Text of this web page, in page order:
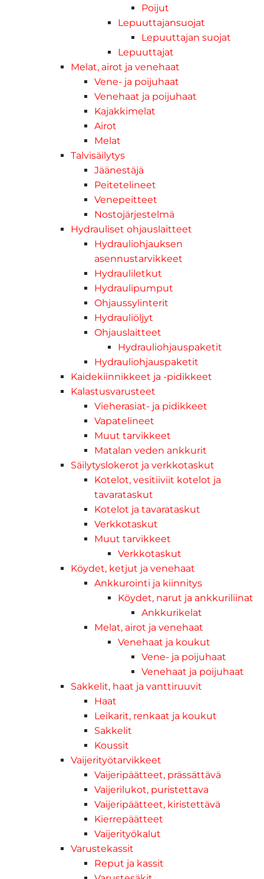
Poijut
Lepuuttajansuojat
Lepuuttajan suojat
Lepuuttajat
Melat, airot ja venehaat
Vene- ja poijuhaat
Venehaat ja poijuhaat
Kajakkimelat
Airot
Melat
Talvisäilytys
Jäänestäjä
Peitetelineet
Venepeitteet
Nostojärjestelmä
Hydrauliset ohjauslaitteet
Hydrauliohjauksen
asennustarvikkeet
Hydrauliletkut
Hydraulipumput
Ohjaussylinterit
Hydrauliöljyt
Ohjauslaitteet
Hydrauliohjauspaketit
Hydrauliohjauspaketit
Kaidekiinnikkeet ja -pidikkeet
Kalastusvarusteet
Vieherasiat- ja pidikkeet
Vapatelineet
Muut tarvikkeet
Matalan veden ankkurit
Säilytyslokerot ja verkkotaskut
Kotelot, vesitiiviit kotelot ja
tavarataskut
Kotelot ja tavarataskut
Verkkotaskut
Muut tarvikkeet
Verkkotaskut
Köydet, ketjut ja venehaat
Ankkurointi ja kiinnitys
Köydet, narut ja ankkuriliinat
Ankkurikelat
Melat, airot ja venehaat
Venehaat ja koukut
Vene- ja poijuhaat
Venehaat ja poijuhaat
Sakkelit, haat ja vanttiruuvit
Haat
Leikarit, renkaat ja koukut
Sakkelit
Koussit
Vaijerityötarvikkeet
Vaijeripäätteet, prässättävä
Vaijerilukot, puristettava
Vaijeripäätteet, kiristettävä
Kierrepäätteet
Vaijerityökalut
Varustekassit
Reput ja kassit